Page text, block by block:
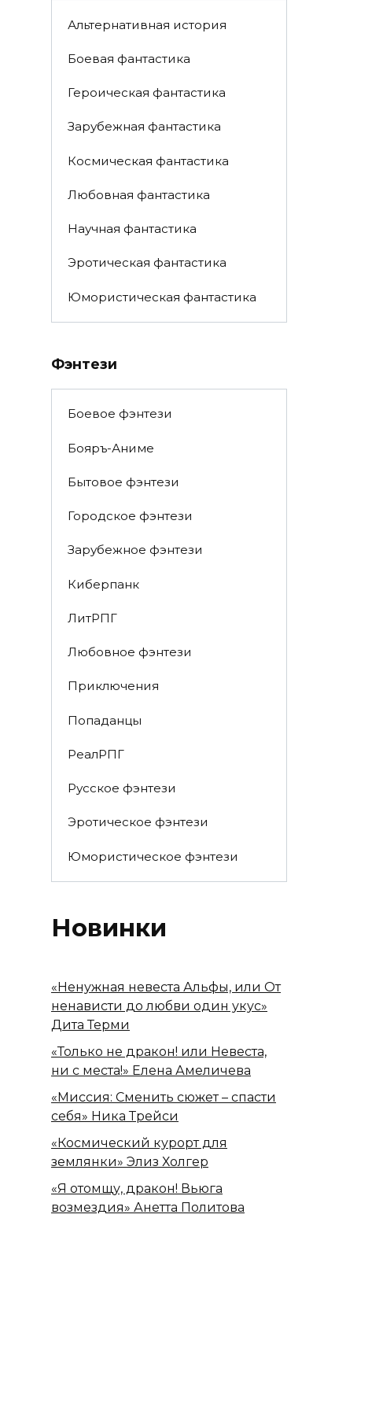
Альтернативная история
Боевая фантастика
Героическая фантастика
Зарубежная фантастика
Космическая фантастика
Любовная фантастика
Научная фантастика
Эротическая фантастика
Юмористическая фантастика
Фэнтези
Боевое фэнтези
Бояръ-Аниме
Бытовое фэнтези
Городское фэнтези
Зарубежное фэнтези
Киберпанк
ЛитРПГ
Любовное фэнтези
Приключения
Попаданцы
РеалРПГ
Русское фэнтези
Эротическое фэнтези
Юмористическое фэнтези
Новинки
«Ненужная невеста Альфы, или От
ненависти до любви один укус»
Дита Терми
«Только не дракон! или Невеста,
ни с места!» Елена Амеличева
«Миссия: Сменить сюжет – спасти
себя» Ника Трейси
«Космический курорт для
землянки» Элиз Холгер
«Я отомщу, дракон! Вьюга
возмездия» Анетта Политова